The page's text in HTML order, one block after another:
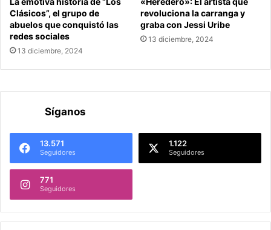
Clásicos”, el grupo de
abuelos que conquistó las
redes sociales
13 diciembre, 2024
revoluciona la carranga y
graba con Jessi Uribe
13 diciembre, 2024
Síganos
13.571
Seguidores
1.122
Seguidores
771
Seguidores